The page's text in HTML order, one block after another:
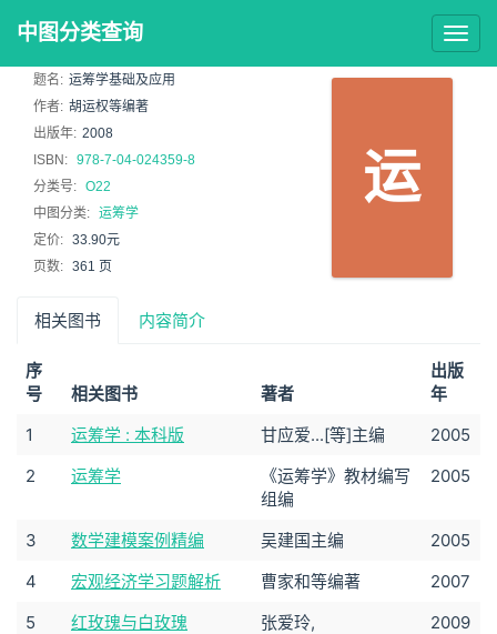
中图分类查询
运
题名: 运筹学基础及应用
作者: 胡运权等编著
出版年: 2008
ISBN: 978-7-04-024359-8
分类号: O22
中图分类: 运筹学
定价: 33.90元
页数: 361 页
相关图书 内容简介
序
号
相关图书 著者
出版
年
1
运筹学 : 本科版 甘应爱...[等]主编
2005
2
运筹学
《运筹学》教材编写
组编
2005
3 数学建模案例精编 吴建国主编
2005
4
宏观经济学习题解析 曹家和等编著
2007
5
红玫瑰与白玫瑰 张爱玲,
2009